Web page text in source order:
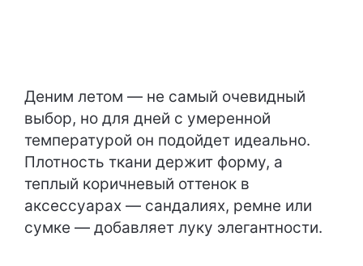
Деним летом — не самый очевидный
выбор, но для дней с умеренной
температурой он подойдет идеально.
Плотность ткани держит форму, а
теплый коричневый оттенок в
аксессуарах — сандалиях, ремне или
сумке — добавляет луку элегантности.